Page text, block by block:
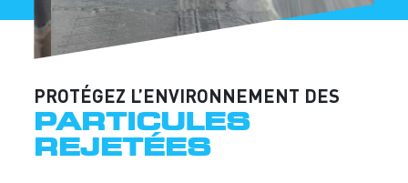
PROTÉGEZ L’ENVIRONNEMENT DES
PARTICULES
REJETÉES